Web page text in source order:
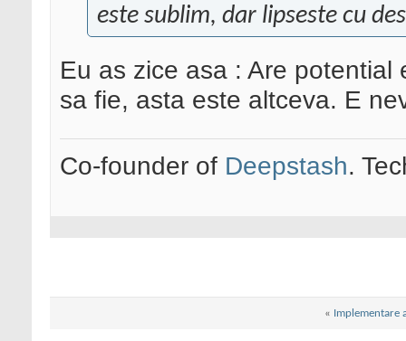
este sublim, dar lipseste cu
Eu as zice asa : Are
sa fie, asta este altceva. E
Co-founder of Deepstash.
« Implementare